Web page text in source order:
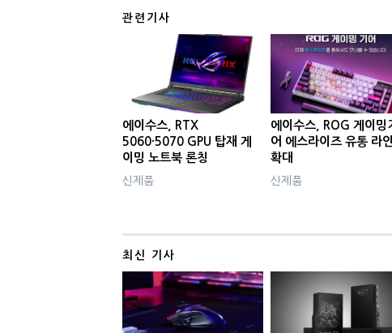
관련기사
에이수스, RTX
5060·5070 GPU 탑재 게
이밍 노트북 론칭
신제품
에이수스, ROG 게이밍
어 에스라이즈 유통 라
확대
신제품
최신 기사